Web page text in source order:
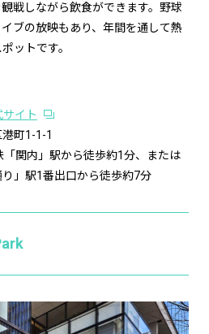
戦しながら飲食ができます。野球
ブの放映もあり、年間を通して熱
ットです。
イト
町1-1-1
関内」駅から徒歩約1分、または
」駅1番出口から徒歩約7分